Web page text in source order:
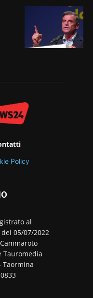
Policy
al
05/07/2022
Tauromedia
Taormina